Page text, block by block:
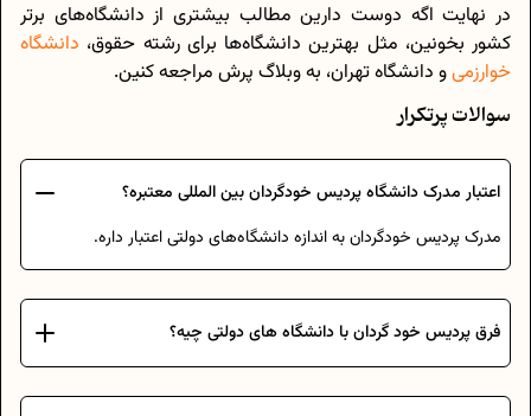
در نهایت اگه دوست دارین مطالب بیشتری از دانشگاه‌های برتر
کشور بخونین، مثل بهترین دانشگاه‌ها برای رشته حقوق، دانشگاه
خوارزمیو دانشگاه تهران، به وبلاگ پرش مراجعه کنین.
سوالات پرتکرار
اعتبار مدرک دانشگاه پردیس خودگردان بین المللی معتبره؟
مدرک پردیس خودگردان به اندازه دانشگاه‌های دولتی اعتبار داره.
فرق پردیس خود گردان با دانشگاه های دولتی چیه؟